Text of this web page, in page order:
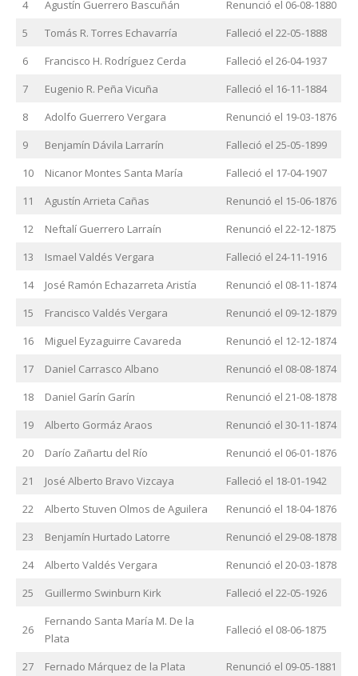
4
Agustín Guerrero Bascuñán
Renunció el 06-08-1880
5
Tomás R. Torres Echavarría
Falleció el 22-05-1888
6
Francisco H. Rodríguez Cerda
Falleció el 26-04-1937
7
Eugenio R. Peña Vicuña
Falleció el 16-11-1884
8
Adolfo Guerrero Vergara
Renunció el 19-03-1876
9
Benjamín Dávila Larrarín
Falleció el 25-05-1899
10
Nicanor Montes Santa María
Falleció el 17-04-1907
11
Agustín Arrieta Cañas
Renunció el 15-06-1876
12
Neftalí Guerrero Larraín
Renunció el 22-12-1875
13
Ismael Valdés Vergara
Falleció el 24-11-1916
14
José Ramón Echazarreta Aristía
Renunció el 08-11-1874
15
Francisco Valdés Vergara
Renunció el 09-12-1879
16
Miguel Eyzaguirre Cavareda
Renunció el 12-12-1874
17
Daniel Carrasco Albano
Renunció el 08-08-1874
18
Daniel Garín Garín
Renunció el 21-08-1878
19
Alberto Gormáz Araos
Renunció el 30-11-1874
20
Darío Zañartu del Río
Renunció el 06-01-1876
21
José Alberto Bravo Vizcaya
Falleció el 18-01-1942
22
Alberto Stuven Olmos de Aguilera
Renunció el 18-04-1876
23
Benjamín Hurtado Latorre
Renunció el 29-08-1878
24
Alberto Valdés Vergara
Renunció el 20-03-1878
25
Guillermo Swinburn Kirk Falleció el 22-05-1926
26
Fernando Santa María M. De la
Plata
Falleció el 08-06-1875
27 Fernado Márquez de la Plata Renunció el 09-05-1881